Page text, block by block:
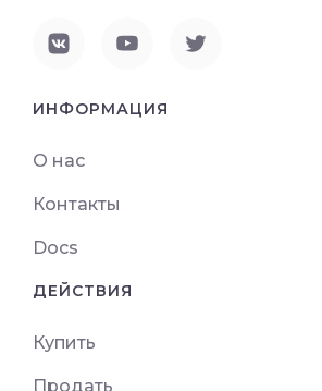
ИНФОРМАЦИЯ
О нас
Контакты
Docs
ДЕЙСТВИЯ
Купить
Продать